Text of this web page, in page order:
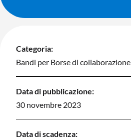
Categoria:
Bandi per Borse di collaborazione
Data di pubblicazione:
30 novembre 2023
Data di scadenza: